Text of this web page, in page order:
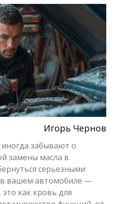
Игорь Чернов
забывают о
замены масла в
серьезными
в вашем автомобиле —
как кровь для